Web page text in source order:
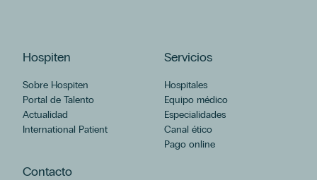
Hospiten
Sobre Hospiten
Portal de Talento
Actualidad
International Patient
Servicios
Hospitales
Equipo médico
Especialidades
Canal ético
Pago online
Contacto